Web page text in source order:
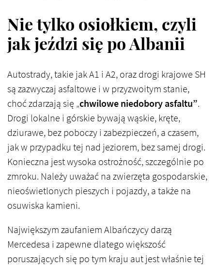
Nie tylko osiołkiem, czyli
jak jeździ się po Albanii
Autostrady, takie jak A1 i A2, oraz drogi krajowe SH
są zazwyczaj asfaltowe i w przyzwoitym stanie,
choć zdarzają się „chwilowe niedobory asfaltu”.
Drogi lokalne i górskie bywają wąskie, kręte,
dziurawe, bez poboczy i zabezpieczeń, a czasem,
jak w przypadku tej nad jeziorem, bez samej drogi.
Konieczna jest wysoka ostrożność, szczególnie po
zmroku. Należy uważać na zwierzęta gospodarskie,
nieoświetlonych pieszych i pojazdy, a także na
osuwiska kamieni.
Największym zaufaniem Albańczycy darzą
Mercedesa i zapewne dlatego większość
poruszających się po tym kraju aut jest właśnie tej